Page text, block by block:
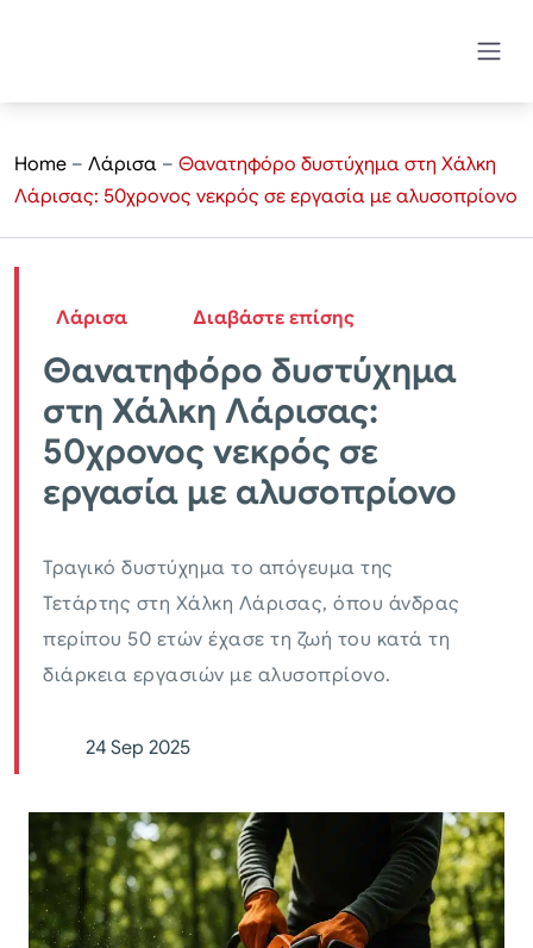
Home – Λάρισα – Θανατηφόρο δυστύχημα στη Χάλκη
Λάρισας: 50χρονος νεκρός σε εργασία με αλυσοπρίονο
Λάρισα Διαβάστε επίσης
Θανατηφόρο δυστύχημα
στη Χάλκη Λάρισας:
50χρονος νεκρός σε
εργασία με αλυσοπρίονο
Τραγικό δυστύχημα το απόγευμα της
Τετάρτης στη Χάλκη Λάρισας, όπου άνδρας
περίπου 50 ετών έχασε τη ζωή του κατά τη
διάρκεια εργασιών με αλυσοπρίονο.
24 Sep 2025